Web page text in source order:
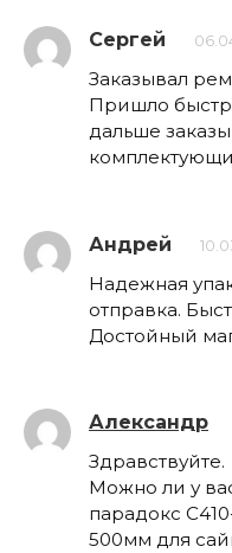
Сергей
Заказывал
Пришло
дальше
Андрей
Надежная
отправка.
Достойный
Александр
Здравствуйте.
Можно ли у
парадокс
500мм для